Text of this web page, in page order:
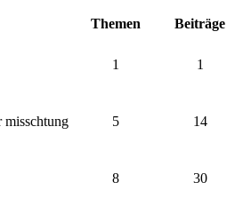
Themen Beiträge
1 1
misschtung
5 14
8 30